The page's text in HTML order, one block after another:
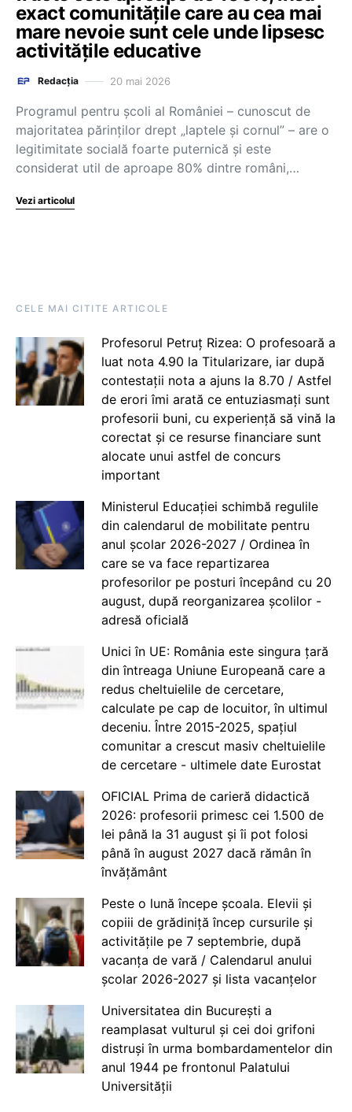
exact comunitățile care au cea mai
mare nevoie sunt cele unde lipsesc
activitățile educative
Redacția 20 mai 2026
Programul pentru școli al României – cunoscut de
majoritatea părinților drept „laptele și cornul” – are o
legitimitate socială foarte puternică și este
considerat util de aproape 80% dintre români,…
Vezi articolul
CELE MAI CITITE ARTICOLE
Profesorul Petruț Rizea: O profesoară a
luat nota 4.90 la Titularizare, iar după
contestații nota a ajuns la 8.70 / Astfel
de erori îmi arată ce entuziasmați sunt
profesorii buni, cu experiență să vină la
corectat și ce resurse financiare sunt
alocate unui astfel de concurs
important
Ministerul Educației schimbă regulile
din calendarul de mobilitate pentru
anul școlar 2026-2027 / Ordinea în
care se va face repartizarea
profesorilor pe posturi începând cu 20
august, după reorganizarea școlilor -
adresă oficială
Unici în UE: România este singura țară
din întreaga Uniune Europeană care a
redus cheltuielile de cercetare,
calculate pe cap de locuitor, în ultimul
deceniu. Între 2015-2025, spațiul
comunitar a crescut masiv cheltuielile
de cercetare - ultimele date Eurostat
OFICIAL Prima de carieră didactică
2026: profesorii primesc cei 1.500 de
lei până la 31 august și îi pot folosi
până în august 2027 dacă rămân în
învățământ
Peste o lună începe școala. Elevii și
copiii de grădiniță încep cursurile și
activitățile pe 7 septembrie, după
vacanța de vară / Calendarul anului
școlar 2026-2027 și lista vacanțelor
Universitatea din București a
reamplasat vulturul și cei doi grifoni
distruși în urma bombardamentelor din
anul 1944 pe frontonul Palatului
Universității